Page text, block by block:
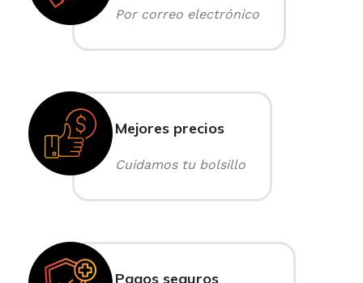
Por correo electrónico
Mejores precios
Cuidamos tu bolsillo
Pagos seguros